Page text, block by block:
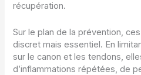
récupération.
Sur le plan de la prévention,
discret mais essentiel. En
sur le canon et les tendons,
d’inflammations répétées, de